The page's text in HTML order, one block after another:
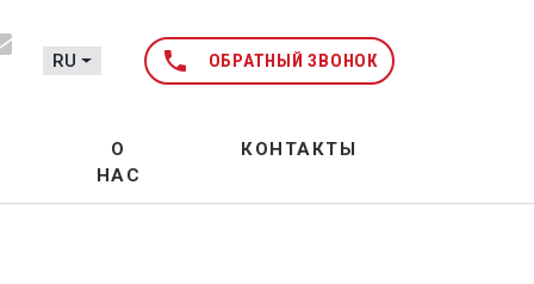
RU phone ОБРАТНЫЙ ЗВОНОК
О
НАС
КОНТАКТЫ